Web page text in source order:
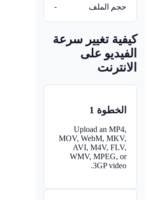
حجم الملف
تغيير سرعة
على
الخطوة 1
Upload an MP4,
MOV, WebM, MKV,
AVI, M4V, FLV,
WMV, MPEG, or
3GP video.